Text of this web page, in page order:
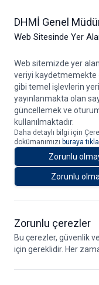
DHMİ Genel
Web Sitesinde Yer
Web sitemizde yer
veriyi kaydetmemekte
gibi temel işlevlerin
yayınlanmakta olan
güncellemek ve
kullanılmaktadır.
Daha detaylı bilgi için
dokümanımızı buraya
Zorunlu
Zorunlu
Zorunlu çerezler
Bu çerezler, güvenlik
için gereklidir. Her
T.C.
DHMİ Hakkında
Profil